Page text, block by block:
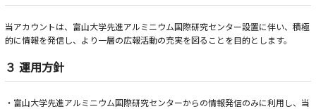
当アカウントは、富山大学先進アルミニウム国際研究センター設置に伴い、積極
的に情報を発信し、より一層の広報活動の充実を図ることを目的とします。
３ 運用方針
・富山大学先進アルミニウム国際研究センターからの情報発信のみに利用し、当